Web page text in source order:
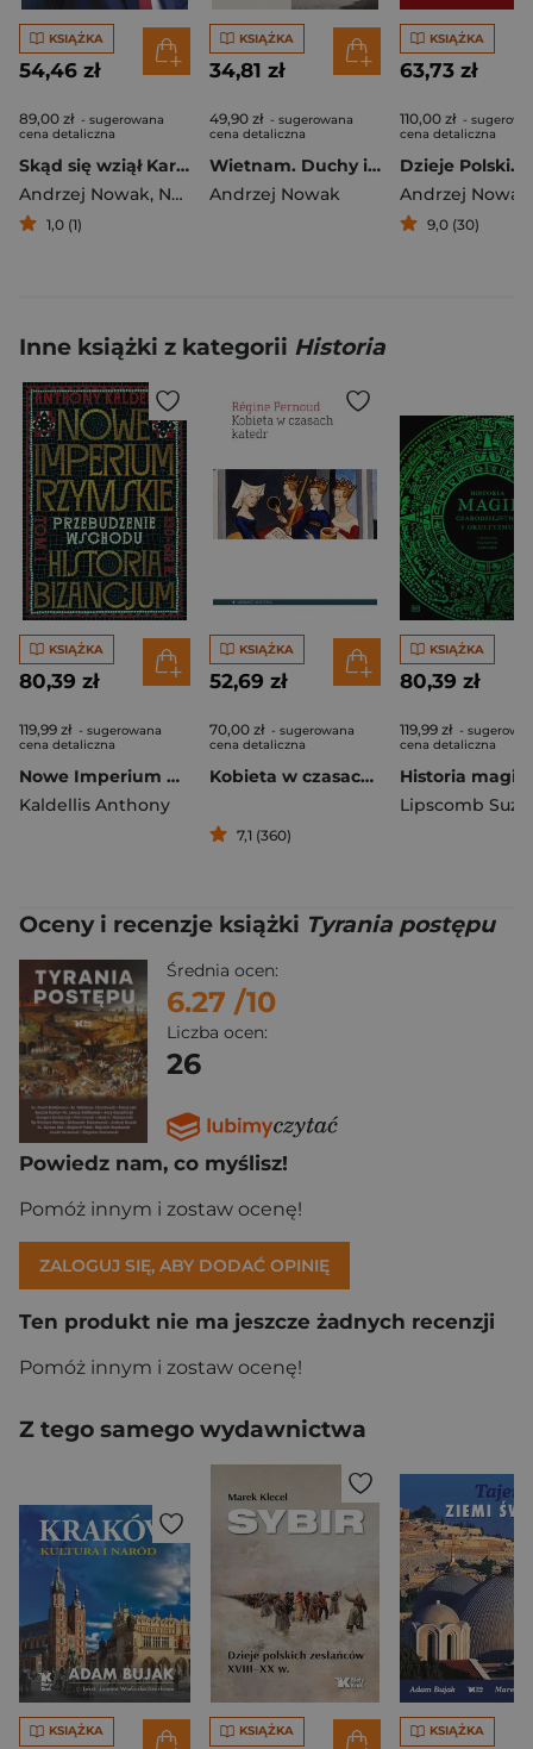
KSIĄŻKA
54,46 zł
89,00 zł - sugerowana
cena detaliczna
Skąd się wziął Karol Nawrocki. Andrzej Nowak rozmawia z prezydentem RP
Andrzej Nowak, Nawrocki Karol
1,0 (1)
KSIĄŻKA
34,81 zł
49,90 zł - sugerowana
cena detaliczna
Wietnam. Duchy i smartfony. Oblicza świata
Andrzej Nowak
KSIĄŻKA
63,73 zł
110,00 zł -
cena detaliczna
Andrzej Nowak
9,0 (30)
Inne książki z kategorii Historia
KSIĄŻKA
80,39 zł
119,99 zł - sugerowana
cena detaliczna
Nowe Imperium Rzymskie. Przebudzenie Wschodu. Historia Bizancjum. Tom I
Kaldellis Anthony
KSIĄŻKA
52,69 zł
70,00 zł - sugerowana
cena detaliczna
Kobieta w czasach katedr
7,1 (360)
KSIĄŻKA
80,39 zł
119,99 zł -
cena detaliczna
Oceny i recenzje książki Tyrania postępu
Średnia ocen:
6.27 /10
Liczba ocen:
26
Powiedz nam, co myślisz!
Pomóż innym i zostaw ocenę!
ZALOGUJ SIĘ, ABY DODAĆ OPINIĘ
Ten produkt nie ma jeszcze żadnych recenzji
Pomóż innym i zostaw ocenę!
Z tego samego wydawnictwa
KSIĄŻKA KSIĄŻKA KSIĄŻKA